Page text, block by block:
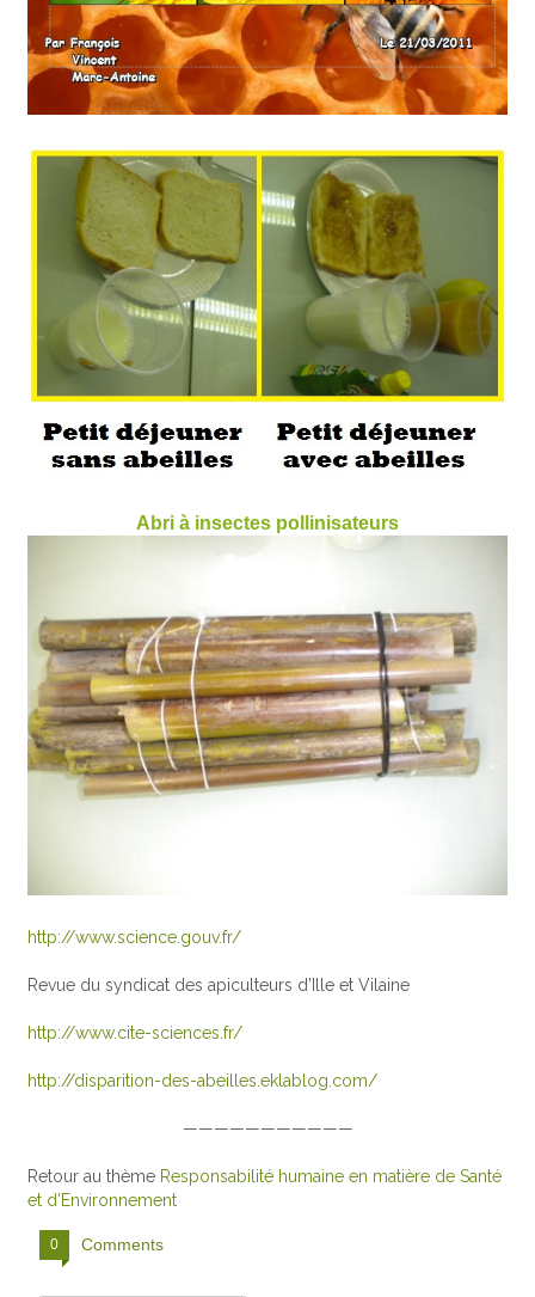
Abri à insectes pollinisateurs
http://www.science.gouv.fr/
Revue du syndicat des apiculteurs d’Ille et Vilaine
http://www.cite-sciences.fr/
http://disparition-des-abeilles.eklablog.com/
———————————
Retour au thème Responsabilité humaine en matière de Santé
et d’Environnement
0 Comments